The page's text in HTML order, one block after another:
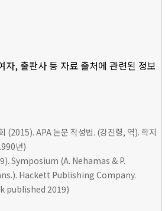
자, 출판사 등 자료 출처에 관련된 정보
(2015). APA 논문 작성법. (강진령, 역). 학지
년)
Symposium (A. Nehamas & P.
Hackett Publishing Company.
published 2019)